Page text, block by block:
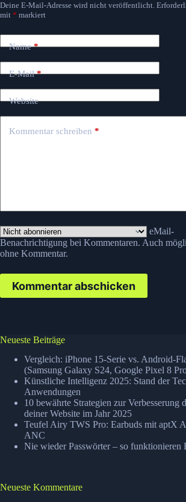
Deine E-Mail-Adresse wird nicht veröffentlicht.
mit * markiert
Name*
E-Mail*
Website
Kommentar schreiben *
eMail-
Benachrichtigung bei Kommentaren. Auch
ohne Kommentar.
Kommentar abschicken
Neueste Beiträge
Vergleich: iPhone 15-Serie vs. Android-
(Samsung Galaxy S24, Google Pixel 8
Künstliche Intelligenz 2025: Stand der
Anwendungen
10 bewährte Strategien zur Verbesserung
deiner Website im Jahr 2025
Teufel Airy TWS Pro: Earbuds mit aptX
ANC
Nie wieder Passwörter – so funktionieren
Neueste Kommentare